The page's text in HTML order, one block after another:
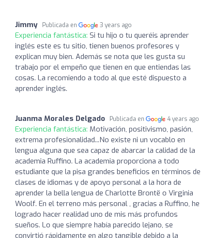
Jimmy Publicada en 3 years ago
Experiencia fantástica: Si tu hijo o tu queréis aprender
inglés este es tu sitio, tienen buenos profesores y
explican muy bien. Además se nota que les gusta su
trabajo por el empeño que tienen en que entiendas las
cosas. La recomiendo a todo al que esté dispuesto a
aprender inglés.
Juanma Morales Delgado Publicada en 4 years ago
Experiencia fantástica: Motivación, positivismo, pasión,
extrema profesionalidad...No existe ni un vocablo en
lengua alguna que sea capaz de abarcar la calidad de la
academia Ruffino. La academia proporciona a todo
estudiante que la pisa grandes beneficios en términos de
clases de idiomas y de apoyo personal a la hora de
aprender la bella lengua de Charlotte Brontë o Virginia
Woolf. En el terreno más personal , gracias a Ruffino, he
logrado hacer realidad uno de mis más profundos
sueños. Lo que siempre había parecido lejano, se
convirtió rápidamente en algo tangible debido a la